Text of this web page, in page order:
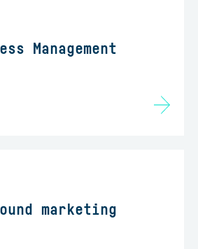
Management
marketing